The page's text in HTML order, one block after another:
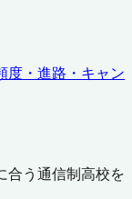
度・進路・キャン
合う通信制高校を